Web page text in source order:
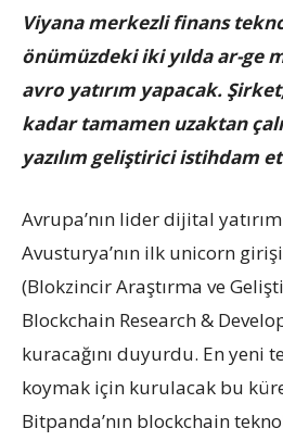
Viyana merkezli finans
önümüzdeki iki yılda ar-ge
avro yatırım yapacak.
kadar tamamen uzaktan
yazılım geliştirici istihdam
Avrupa’nın lider dijital
Avusturya’nın ilk unicorn
(Blokzincir Araştırma ve
Blockchain Research &
kuracağını duyurdu. En yeni
koymak için kurulacak bu
Bitpanda’nın blockchain